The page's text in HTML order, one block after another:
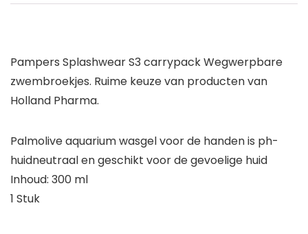
Pampers Splashwear S3 carrypack Wegwerpbare
zwembroekjes. Ruime keuze van producten van
Holland Pharma.
Palmolive aquarium wasgel voor de handen is ph-
huidneutraal en geschikt voor de gevoelige huid
Inhoud: 300 ml
1 Stuk